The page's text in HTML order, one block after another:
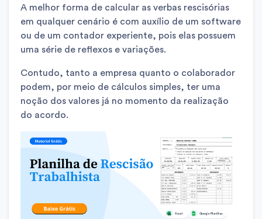
A melhor forma de calcular as verbas rescisórias
em qualquer cenário é com auxílio de um software
ou de um contador experiente, pois elas possuem
uma série de reflexos e variações.
Contudo, tanto a empresa quanto o colaborador
podem, por meio de cálculos simples, ter uma
noção dos valores já no momento da realização
do acordo.